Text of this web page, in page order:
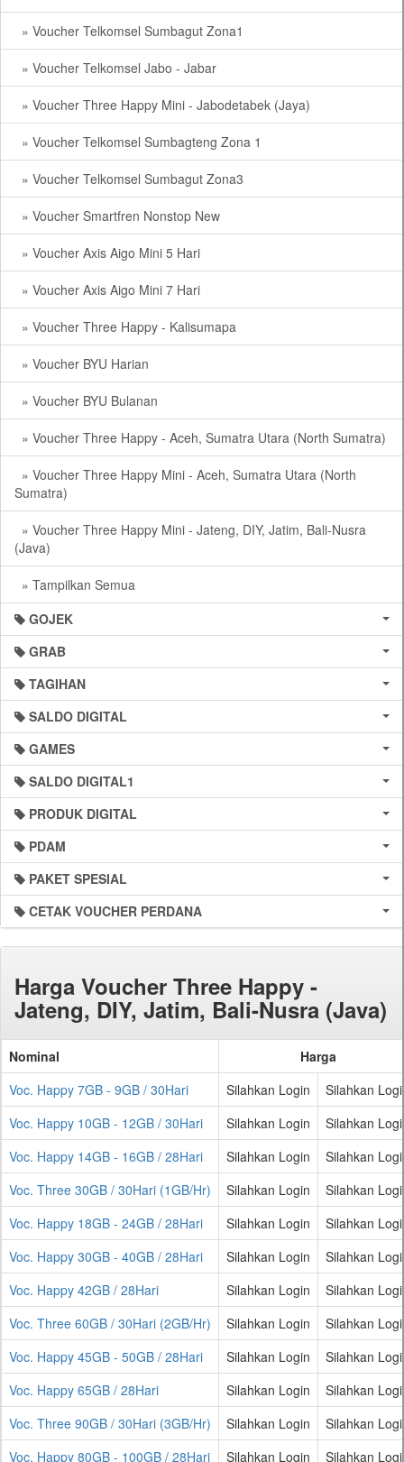
» Voucher Telkomsel Sumbagut Zona1
» Voucher Telkomsel Jabo - Jabar
» Voucher Three Happy Mini - Jabodetabek (Jaya)
» Voucher Telkomsel Sumbagteng Zona 1
» Voucher Telkomsel Sumbagut Zona3
» Voucher Smartfren Nonstop New
» Voucher Axis Aigo Mini 5 Hari
» Voucher Axis Aigo Mini 7 Hari
» Voucher Three Happy - Kalisumapa
» Voucher BYU Harian
» Voucher BYU Bulanan
» Voucher Three Happy - Aceh, Sumatra Utara (North Sumatra)
» Voucher Three Happy Mini - Aceh, Sumatra Utara (North
Sumatra)
» Voucher Three Happy Mini - Jateng, DIY, Jatim, Bali-Nusra
(Java)
» Tampilkan Semua
GOJEK
GRAB
TAGIHAN
SALDO DIGITAL
GAMES
SALDO DIGITAL1
PRODUK DIGITAL
PDAM
PAKET SPESIAL
CETAK VOUCHER PERDANA
Harga Voucher Three Happy -
Jateng, DIY, Jatim, Bali-Nusra (Java)
Nominal
Harga
Voc. Happy 7GB - 9GB / 30Hari
Silahkan Login
Silahkan
Voc. Happy 10GB - 12GB / 30Hari
Silahkan Login
Silahkan
Voc. Happy 14GB - 16GB / 28Hari
Silahkan Login
Silahkan
Voc. Three 30GB / 30Hari (1GB/Hr)
Silahkan Login
Silahkan
Voc. Happy 18GB - 24GB / 28Hari
Silahkan Login
Silahkan
Voc. Happy 30GB - 40GB / 28Hari
Silahkan Login
Silahkan
Voc. Happy 42GB / 28Hari
Silahkan Login
Silahkan
Voc. Three 60GB / 30Hari (2GB/Hr)
Silahkan Login
Silahkan
Voc. Happy 45GB - 50GB / 28Hari
Silahkan Login
Silahkan
Voc. Happy 65GB / 28Hari
Silahkan Login
Silahkan
Voc. Three 90GB / 30Hari (3GB/Hr)
Silahkan Login
Silahkan
Voc. Happy 80GB - 100GB / 28Hari
Silahkan Login Silahkan